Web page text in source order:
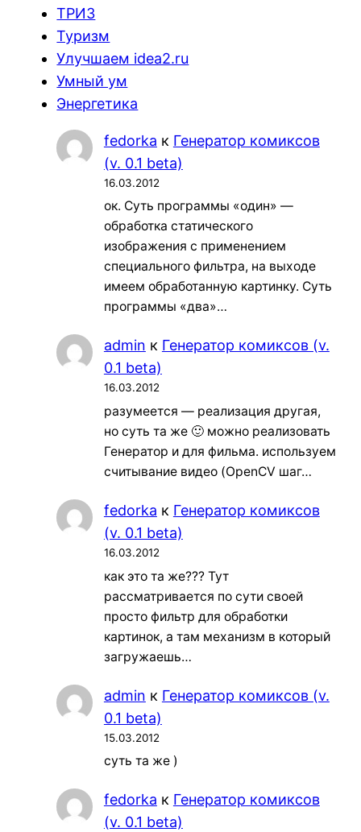
ТРИЗ
Туризм
Улучшаем idea2.ru
Умный ум
Энергетика
fedorka к Генератор комиксов
(v. 0.1 beta)
16.03.2012
ок. Суть программы «один» —
обработка статического
изображения с применением
специального фильтра, на выходе
имеем обработанную картинку. Суть
программы «два»…
admin к Генератор комиксов (v.
0.1 beta)
16.03.2012
разумеется — реализация другая,
но суть та же 🙂 можно реализовать
Генератор и для фильма. используем
считывание видео (OpenCV шаг…
fedorka к Генератор комиксов
(v. 0.1 beta)
16.03.2012
как это та же??? Тут
рассматривается по сути своей
просто фильтр для обработки
картинок, а там механизм в который
загружаешь…
admin к Генератор комиксов (v.
0.1 beta)
15.03.2012
суть та же )
fedorka к Генератор комиксов
(v. 0.1 beta)